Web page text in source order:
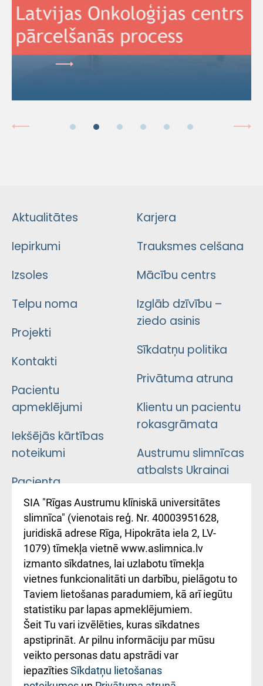
Aktualitātes
Iepirkumi
Izsoles
Telpu noma
Projekti
Kontakti
Pacientu
apmeklējumi
Iekšējās kārtības
noteikumi
Pacienta
atsauksmju/sūdzību
iesniegšanas
kārtība
Kā pie mums nokļūt
Rēķinu apmaksas
ceļvedis
Rekvizīti un
ārstniecības
iestādes kods
Karjera
Trauksmes celšana
Mācību centrs
Izglāb dzīvību –
ziedo asinis
Sīkdatņu politika
Privātuma atruna
Klientu un pacientu
rokasgrāmata
Austrumu slimnīcas
atbalsts Ukrainai
Підтримка Східної
лікарні та співпраця з
Україною
SIA "Rīgas Austrumu klīniskā universitātes
slimnīca" (vienotais reģ. Nr. 40003951628,
juridiskā adrese Rīga, Hipokrāta iela 2, LV-
1079) tīmekļa vietnē www.aslimnica.lv
izmanto sīkdatnes, lai uzlabotu tīmekļa
vietnes funkcionalitāti un darbību, pielāgotu to
Taviem lietošanas paradumiem, kā arī iegūtu
statistiku par lapas apmeklējumiem.
Šeit Tu vari izvēlēties, kuras sīkdatnes
apstiprināt. Ar pilnu informāciju par mūsu
veikto personas datu apstrādi var
iepazītiesSīkdatņu lietošanas